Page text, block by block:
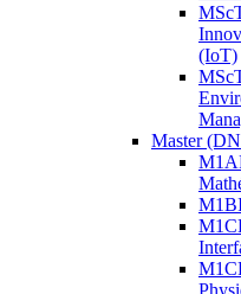
(IoT)
Master